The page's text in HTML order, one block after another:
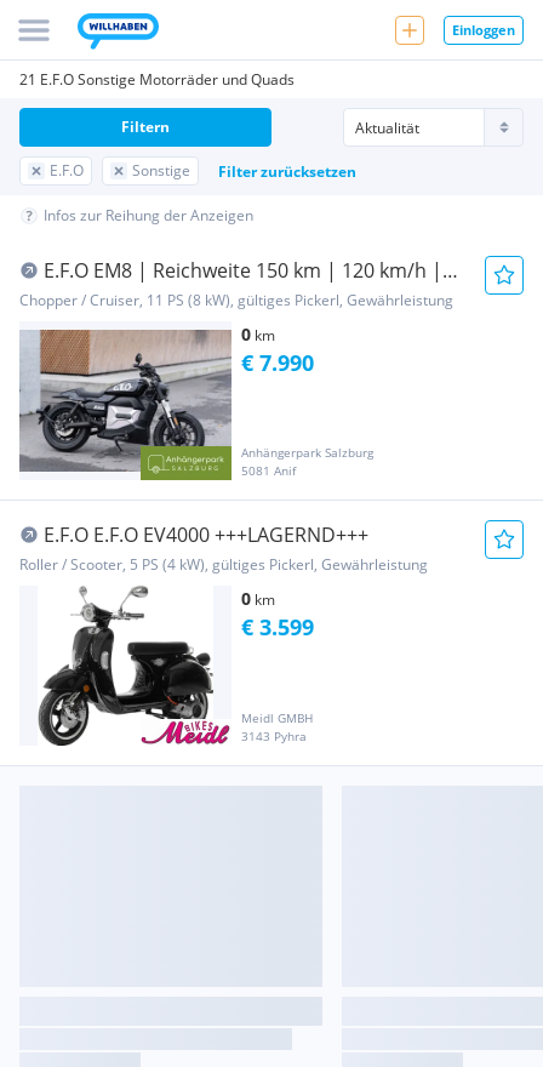
Einloggen
21 E.F.O Sonstige Motorräder und Quads
E.F.O Sonstige Filter zurücksetzen
Filtern
Infos zur Reihung der Anzeigen
E.F.O EM8 | Reichweite 150 km | 120 km/h |
125 ccm Kl...
Chopper / Cruiser, 11 PS (8 kW), gültiges Pickerl, Gewährleistung
0 km
Anhängerpark Salzburg
5081 Anif
€ 7.990
E.F.O E.F.O EV4000 +++LAGERND+++
Roller / Scooter, 5 PS (4 kW), gültiges Pickerl, Gewährleistung
0 km
Meidl GMBH
3143 Pyhra
€ 3.599